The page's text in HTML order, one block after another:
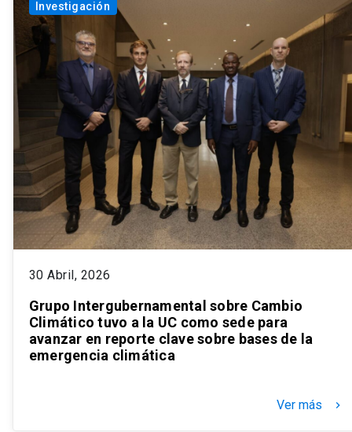
Investigación
30 Abril, 2026
Grupo Intergubernamental sobre Cambio
Climático tuvo a la UC como sede para
avanzar en reporte clave sobre bases de la
emergencia climática
Ver más keyboard_arrow_right